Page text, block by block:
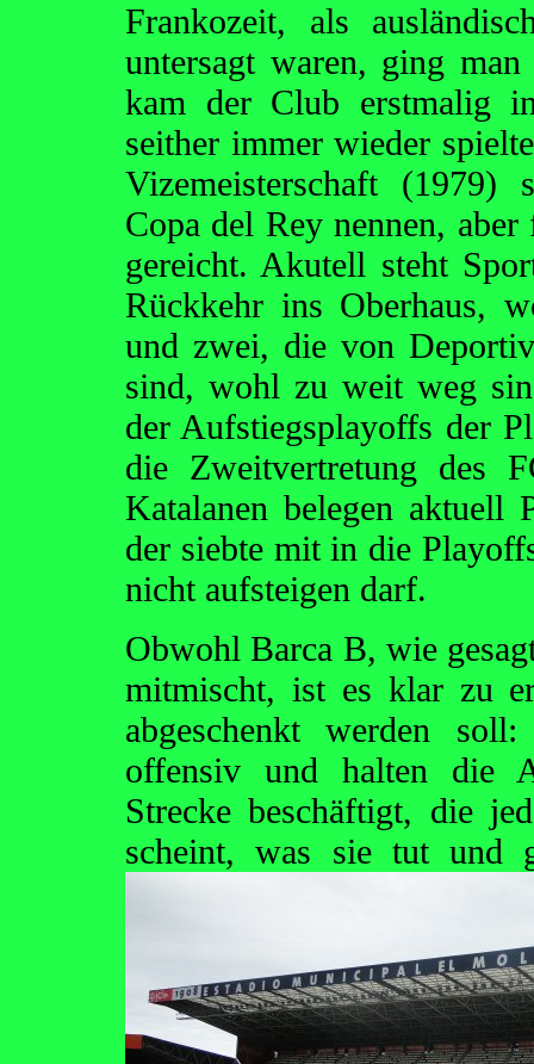
Frankozeit, als
untersagt waren, ging
kam der Club erstmalig
seither immer wieder
Vizemeisterschaft (1979)
Copa del Rey nennen,
gereicht. Akutell steht
Rückkehr ins Oberhaus,
und zwei, die von
sind, wohl zu weit weg
der Aufstiegsplayoffs der
die Zweitvertretung des
Katalanen belegen aktuell
der siebte mit in die
nicht aufsteigen darf.
Obwohl Barca B, wie
mitmischt, ist es klar zu
abgeschenkt werden
offensiv und halten die
Strecke beschäftigt, die
scheint, was sie tut und